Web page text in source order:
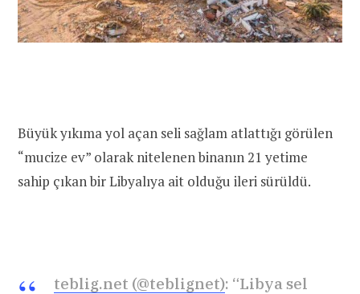
Büyük yıkıma yol açan seli sağlam atlattığı görülen
“mucize ev” olarak nitelenen binanın 21 yetime
sahip çıkan bir Libyalıya ait olduğu ileri sürüldü.
teblig.net (@teblignet): “Libya sel